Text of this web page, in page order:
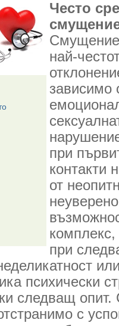
Често
най-
зависимо
при
контакти
от
комплекс,
при
психически
следващ
с